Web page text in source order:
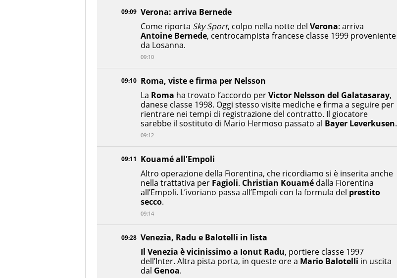
09:28 Venezia, Radu e Balotelli in lista
Il Venezia è vicinissimo a Ionut Radu, portiere classe 1997
dell’Inter. Altra pista porta, in queste ore a Mario Balotelli in uscita
dal Genoa.
09:11
Kouamé all'Empoli
Altro operazione della Fiorentina, che ricordiamo si è inserita anche
nella trattativa per Fagioli. Christian Kouamédalla Fiorentina
all’Empoli. L’ivoriano passa all’Empoli con la formula del prestito
secco.
09:14
09:10 Roma, viste e firma per Nelsson
La Roma ha trovato l’accordo perVictor Nelsson del Galatasaray,
danese classe 1998. Oggi stesso visite mediche e firma a seguire per
rientrare nei tempi di registrazione del contratto. Il giocatore
sarebbe il sostituto di Mario Hermoso passato al Bayer Leverkusen.
09:12
09:09 Verona: arriva Bernede
Come riporta Sky Sport, colpo nella notte del Verona: arriva
Antoine Bernede, centrocampista francese classe 1999 proveniente
da Losanna.
09:10